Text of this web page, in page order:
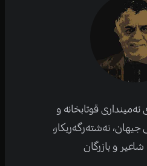
قوتابخانە و
جیهان، نەشتەرگەریكار،
و بازرگان